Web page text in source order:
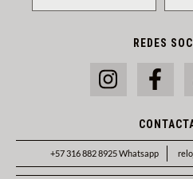
REDES
+57 316 882 8925 Whatsapp